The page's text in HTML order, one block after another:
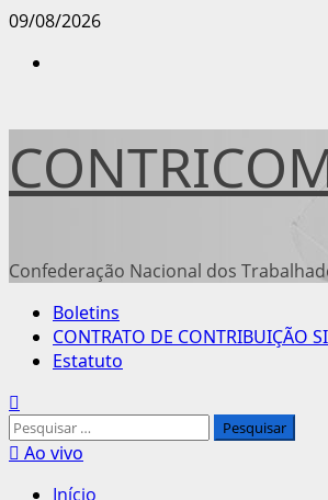
Avançar
09/08/2026
Confederação Nacional dos
Menu
principal
Boletins
CONTRATO DE CONTRIBUIÇÃO
Estatuto
Pesquisar
por:Ao vivo
Início